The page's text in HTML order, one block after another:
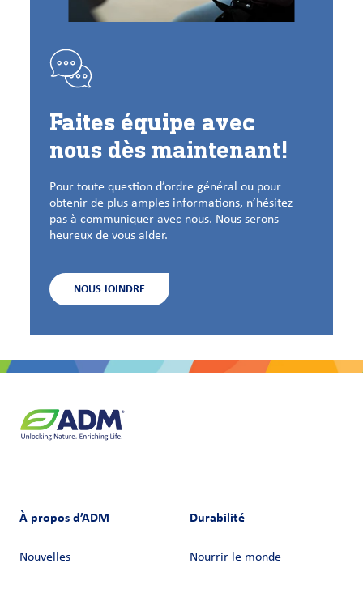
Faites équipe avec
nous dès maintenant!
Pour toute question d’ordre général ou pour
obtenir de plus amples informations, n’hésitez
pas à communiquer avec nous. Nous serons
heureux de vous aider.
NOUS JOINDRE
À propos d’ADM
Nouvelles
Durabilité
Nourrir le monde